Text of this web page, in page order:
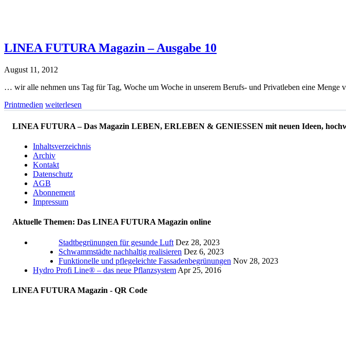
LINEA FUTURA Magazin – Ausgabe 10
August 11, 2012
… wir alle nehmen uns Tag für Tag, Woche um Woche in unserem Berufs- und Privatleben eine Menge
Printmedien weiterlesen
LINEA FUTURA – Das Magazin LEBEN, ERLEBEN & GENIESSEN mit neuen Ideen,
Inhaltsverzeichnis
Archiv
Kontakt
Datenschutz
AGB
Abonnement
Impressum
Aktuelle Themen: Das LINEA FUTURA Magazin online
Stadtbegrünungen für gesunde Luft Dez 28, 2023
Schwammstädte nachhaltig realisieren Dez 6, 2023
Funktionelle und pflegeleichte Fassadenbegrünungen Nov 28, 2023
Hydro Profi Line® – das neue Pflanzsystem Apr 25, 2016
LINEA FUTURA Magazin - QR Code